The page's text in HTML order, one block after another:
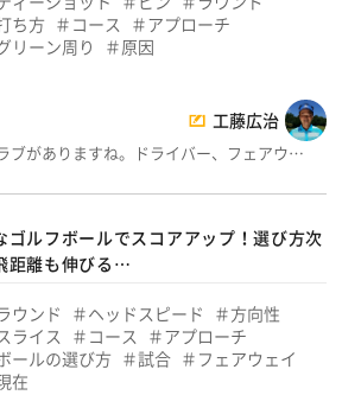
ち方
コース
アプローチ
リーン周り
原因
工藤広治
ブがありますね。ドライバー、フェアウ…
ゴルフボールでスコアアップ！選び方次
距離も伸びる…
ウンド ヘッドスピード
方向性
ライス
コース
アプローチ
ールの選び方
試合
フェアウェイ
在